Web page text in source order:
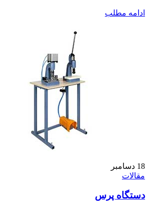
ادامه مطلب
18 دسامبر
مقالات
دستگاه پرس